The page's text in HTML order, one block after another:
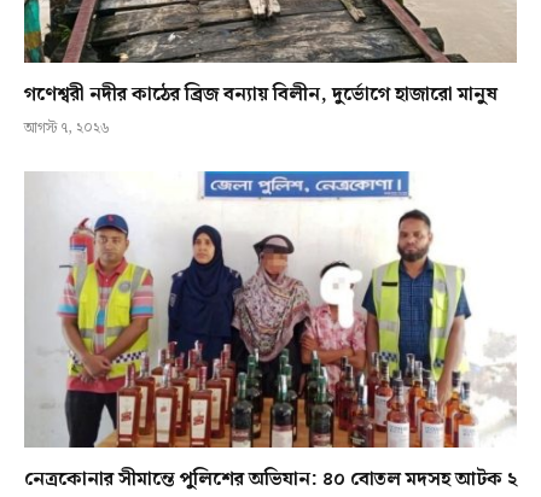
গণেশ্বরী নদীর কাঠের ব্রিজ বন্যায় বিলীন, দুর্ভোগে হাজারো মানুষ
আগস্ট ৭, ২০২৬
নেত্রকোনার সীমান্তে পুলিশের অভিযান: ৪০ বোতল মদসহ আটক ২